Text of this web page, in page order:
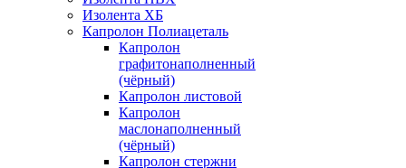
Изолента ХБ
Капролон Полиацеталь
Капролон
графитонаполненный
(чёрный)
Капролон листовой
Капролон
маслонаполненный
(чёрный)
Капролон стержни